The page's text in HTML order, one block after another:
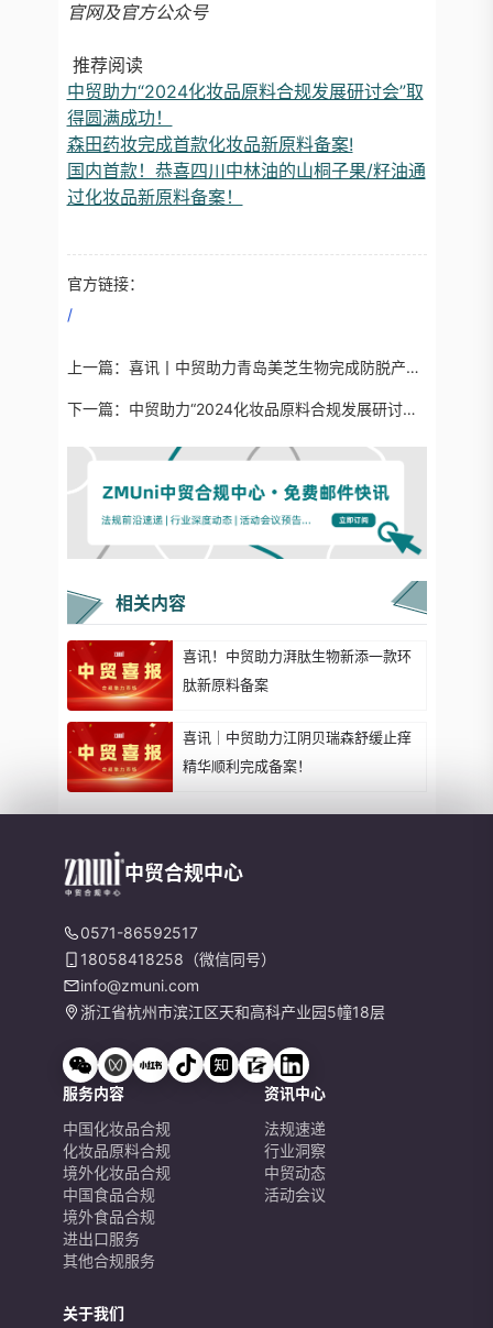
官网及官方公众号
推荐阅读
中贸助力“2024化妆品原料合规发展研讨会”取
得圆满成功！
森田药妆完成首款化妆品新原料备案!
国内首款！恭喜四川中林油的山桐子果/籽油通
过化妆品新原料备案！
官方链接：
/
上一篇： 喜讯丨中贸助力青岛美芝生物完成防脱产品注册！
下一篇： 中贸助力“2024化妆品原料合规发展研讨会”取得圆满成功！
相关内容
喜讯！中贸助力湃肽生物新添一款环
肽新原料备案
喜讯｜中贸助力江阴贝瑞森舒缓止痒
精华顺利完成备案！
中贸合规中心
0571-86592517
18058418258（微信同号）
info@zmuni.com
浙江省杭州市滨江区天和高科产业园5幢18层
服务内容
中国化妆品合规
化妆品原料合规
境外化妆品合规
中国食品合规
境外食品合规
进出口服务
其他合规服务
资讯中心
法规速递
行业洞察
中贸动态
活动会议
关于我们